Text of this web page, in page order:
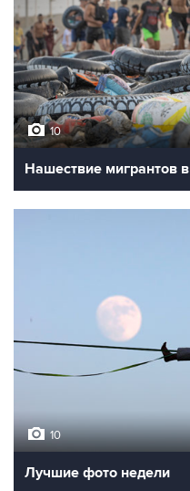
10
Нашествие мигрантов
10
Лучшие фото недели